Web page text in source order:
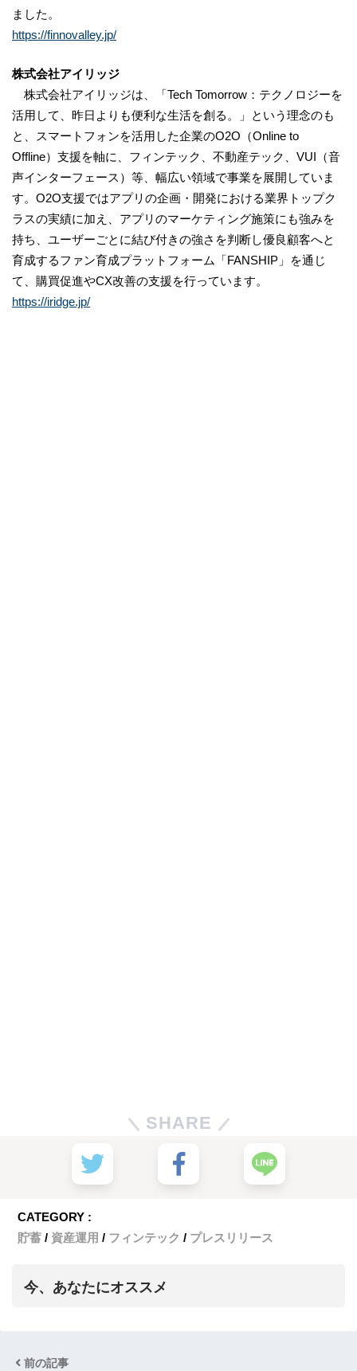
ました。
https://finnovalley.jp/
株式会社アイリッジ
株式会社アイリッジは、「Tech Tomorrow：テクノロジーを
活用して、昨日よりも便利な生活を創る。」という理念のも
と、スマートフォンを活用した企業のO2O（Online to
Offline）支援を軸に、フィンテック、不動産テック、VUI（音
声インターフェース）等、幅広い領域で事業を展開していま
す。O2O支援ではアプリの企画・開発における業界トップク
ラスの実績に加え、アプリのマーケティング施策にも強みを
持ち、ユーザーごとに結び付きの強さを判断し優良顧客へと
育成するファン育成プラットフォーム「FANSHIP」を通じ
て、購買促進やCX改善の支援を行っています。
https://iridge.jp/
SHARE
CATEGORY :
貯蓄
資産運用 フィンテック プレスリリース
今、あなたにオススメ
前の記事